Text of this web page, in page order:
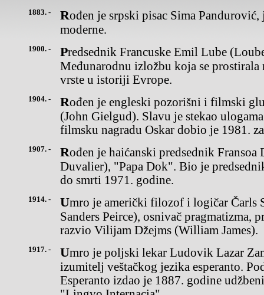
1883. - Rođen je srpski pisac Sima Pandurović, jedan od osnivača srpske
moderne.
1900. - Predsednik Francuske Emil Lube (Loubet) otvorio je u Parizu
Međunarodnu izložbu koja se prostirala
vrste u istoriji Evrope.
1904. - Rođen je engleski pozorišni i filmski glumac Ser Džon Gilgud
(John Gielgud). Slavu je stekao
filmsku nagradu Oskar dobio je 1981.
1907. - Rođen je haićanski predsednik Fransoa Divalije (Francois
Duvalier), "Papa Dok". Bio je
do smrti 1971. godine.
1914. - Umro je američki filozof i logičar Čarls Sanders Pirs(Charles
Sanders Peirce), osnivač pragmatizma,
razvio Vilijam Džejms (William James).
1917. - Umro je poljski lekar Ludovik Lazar Zamenhof (Lazarus Ludwig),
izumitelj veštačkog jezika esperanto.
Esperanto izdao je 1887. godine